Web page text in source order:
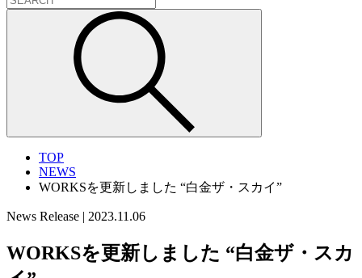
TOP
NEWS
WORKSを更新しました “白金ザ・スカイ”
News Release | 2023.11.06
WORKSを更新しました “白金ザ・スカ